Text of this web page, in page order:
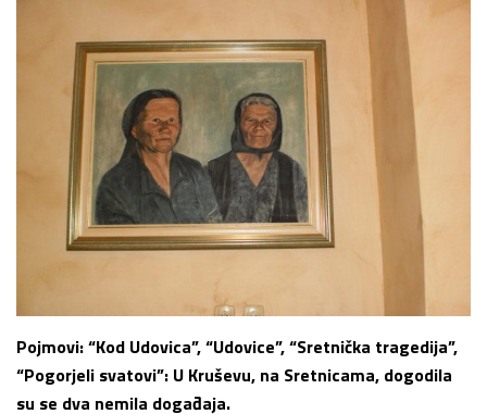
Pojmovi: “Kod Udovica”, “Udovice”, “Sretnička tragedija”,
“Pogorjeli svatovi”: U Kruševu, na Sretnicama, dogodila
su se dva nemila događaja.